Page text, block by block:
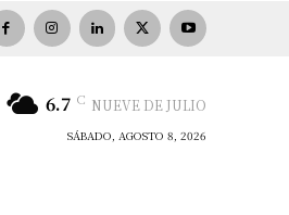
6.7 C NUEVE DE JULIO
SÁBADO, AGOSTO 8, 2026